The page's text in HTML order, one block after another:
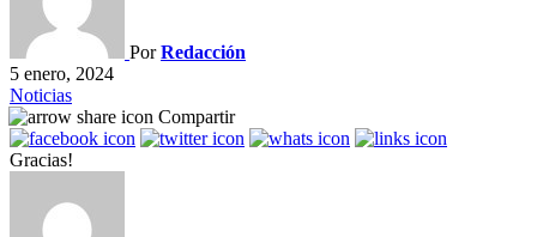
PorRedacción
5 enero, 2024
Noticias
Compartir
Gracias!